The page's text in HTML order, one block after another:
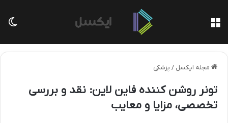
مجله ایکسل / پزشکی
تونر روشن کننده فاین لاین: نقد و بررسی
تخصصی، مزایا و معایب